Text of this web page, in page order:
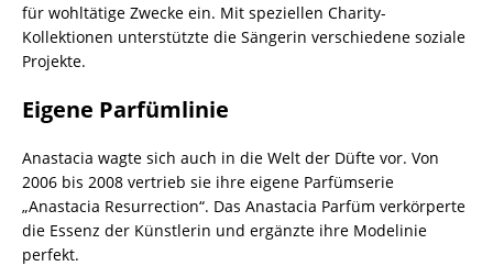
für wohltätige Zwecke ein. Mit speziellen Charity-
Kollektionen unterstützte die Sängerin verschiedene soziale
Projekte.
Eigene Parfümlinie
Anastacia wagte sich auch in die Welt der Düfte vor. Von
2006 bis 2008 vertrieb sie ihre eigene Parfümserie
„Anastacia Resurrection“. Das Anastacia Parfüm verkörperte
die Essenz der Künstlerin und ergänzte ihre Modelinie
perfekt.